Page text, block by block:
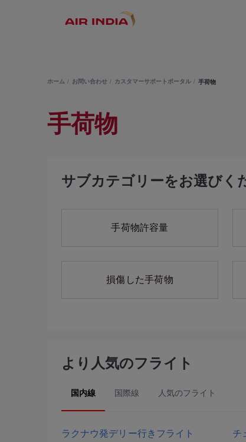
ホーム お問い合わせ カスタマーサポートポータル 手荷物
手荷物
サブカテゴリーをお選びく
手荷物許容量
損傷した手荷物
より人気のフライト
国内線 国際線 人気のフライト
ラクナウ発デリー行きフライト
チ